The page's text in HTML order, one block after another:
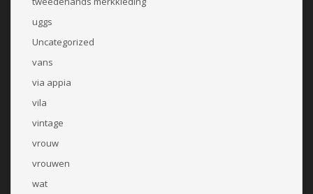
uggs
Uncategorized
vans
via appia
vila
vintage
vrouw
vrouwen
wat